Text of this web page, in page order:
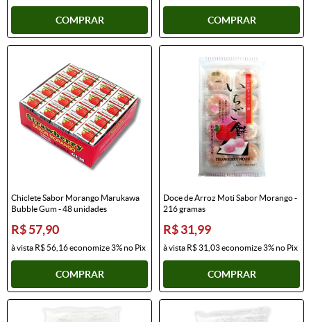
COMPRAR COMPRAR
Chiclete Sabor Morango Marukawa
Bubble Gum - 48 unidades
R$ 57,90
à vista R$ 56,16economize3%no Pix
COMPRAR
Doce de Arroz Moti Sabor Morango -
216 gramas
R$ 31,99
à vista R$ 31,03economize3%no Pix
COMPRAR